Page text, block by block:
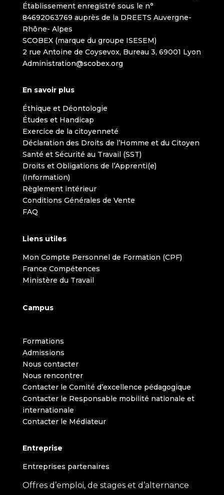
Établissement enregistré sous le n°
84692063769 auprès de la DREETS Auvergne-
Rhône- Alpes
SCOBEX (marque du groupe ISESEM)
2 rue Antoine de Coysevox, Bureau 3, 69001 Lyon
Administration@scobex.org
En savoir plus
Éthique et Déontologie
Études et Handicap
Exercice de la citoyenneté
Déclaration des Droits de l’Homme et du Citoyen
Santé et Sécurité au Travail (SST)
Droits et Obligations de l’Apprenti(e)
(Information)
Règlement intérieur
Conditions Générales de Vente
FAQ
Liens utiles
Mon Compte Personnel de Formation (CPF)
France Compétences
Ministère du Travail
Campus
Formations
Admissions
Nous contacter
Nous rencontrer
Contacter le Comité d’excellence pédagogique
Contacter le Responsable mobilité nationale et
internationale
Contacter le Médiateur
Entreprise
Entreprises partenaires
Offres d’emploi, de stages et d’alternance